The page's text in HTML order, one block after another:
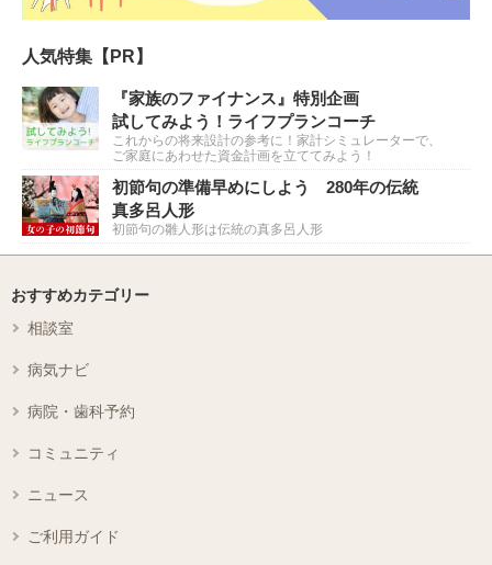
人気特集【PR】
『家族のファイナンス』特別企画
試してみよう！ライフプランコーチ
これからの将来設計の参考に！家計シミュレーターで、
ご家庭にあわせた資金計画を立ててみよう！
初節句の準備早めにしよう 280年の伝統
真多呂人形
初節句の雛人形は伝統の真多呂人形
おすすめカテゴリー
相談室
病気ナビ
病院・歯科予約
コミュニティ
ニュース
ご利用ガイド